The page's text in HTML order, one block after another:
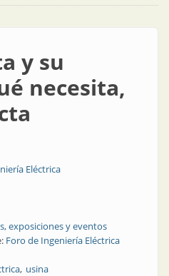
y su
necesita,
Eléctrica
exposiciones y eventos
Foro de Ingeniería Eléctrica
usina